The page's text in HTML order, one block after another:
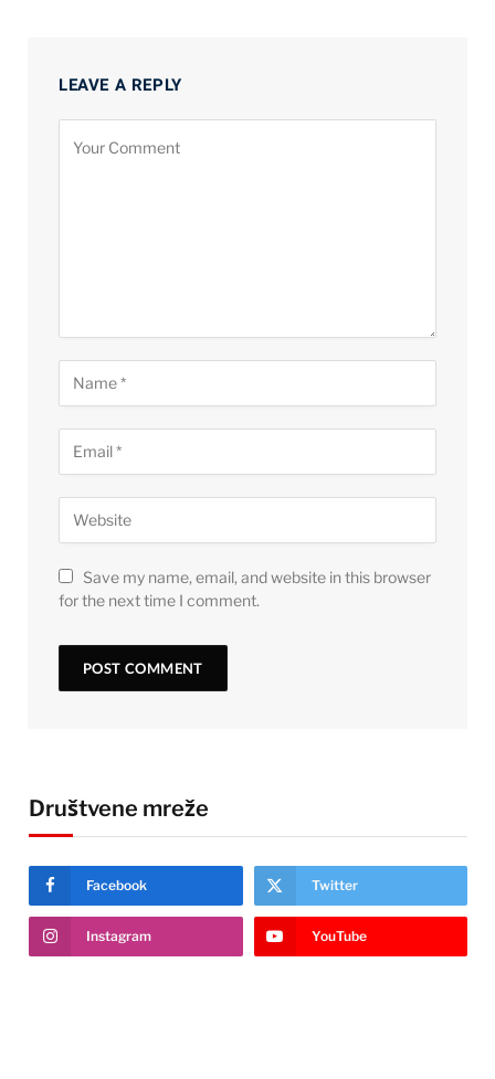
LEAVE A REPLY
Save my name, email, and website in this browser
for the next time I comment.
Društvene mreže
Facebook Twitter
Instagram YouTube